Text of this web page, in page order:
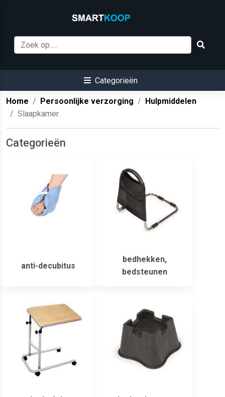
Categorieën
Home Persoonlijke verzorging
Hulpmiddelen
Slaapkamer
Categorieën
anti-decubitus
bedhekken,
bedsteunen